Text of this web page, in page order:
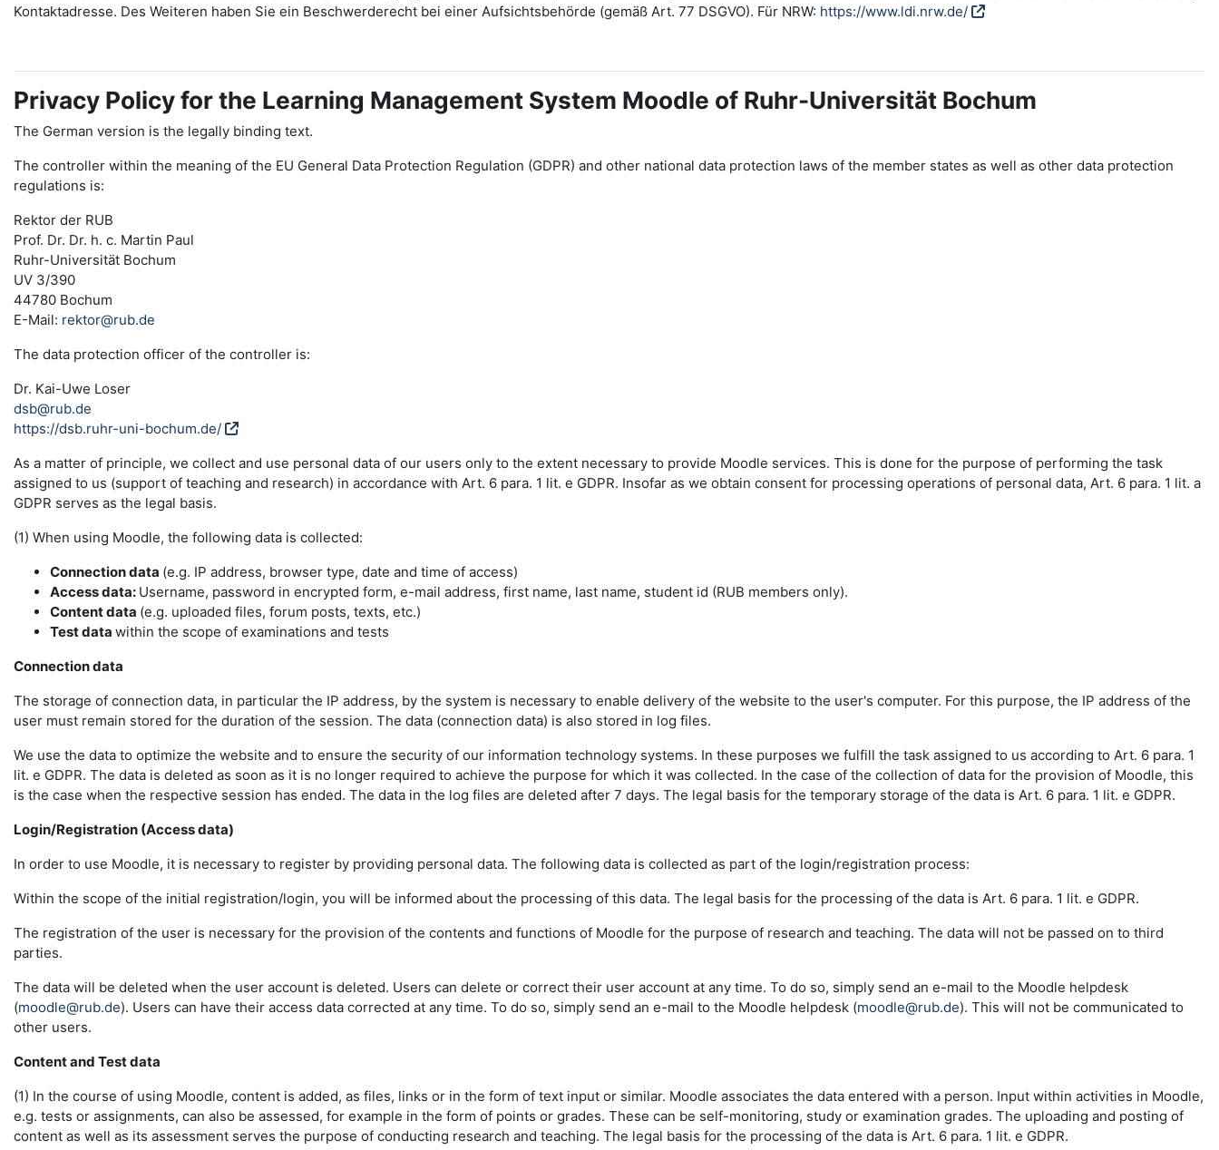
Kontaktadresse. Des Weiteren haben Sie ein Beschwerderecht bei einer Aufsichtsbehörde (gemäß Art. 77 DSGVO). Für NRW: https://www.ldi.nrw.de/
Privacy Policy for the Learning Management System Moodle of Ruhr-Universität Bochum
The German version is the legally binding text.
The controller within the meaning of the EU General Data Protection Regulation (GDPR) and other national data protection laws of the member states as well as other data protection
regulations is:
Rektor der RUB
Prof. Dr. Dr. h. c. Martin Paul
Ruhr-Universität Bochum
UV 3/390
44780 Bochum
E-Mail: rektor@rub.de
The data protection officer of the controller is:
Dr. Kai-Uwe Loser
dsb@rub.de
https://dsb.ruhr-uni-bochum.de/
As a matter of principle, we collect and use personal data of our users only to the extent necessary to provide Moodle services. This is done for the purpose of performing the task
assigned to us (support of teaching and research) in accordance with Art. 6 para. 1 lit. e GDPR. Insofar as we obtain consent for processing operations of personal data, Art. 6 para. 1 lit. a
GDPR serves as the legal basis.
(1) When using Moodle, the following data is collected:
Connection data (e.g. IP address, browser type, date and time of access)
Access data: Username, password in encrypted form, e-mail address, first name, last name, student id (RUB members only).
Content data (e.g. uploaded files, forum posts, texts, etc.)
Test data within the scope of examinations and tests
Connection data
The storage of connection data, in particular the IP address, by the system is necessary to enable delivery of the website to the user's computer. For this purpose, the IP address of the
user must remain stored for the duration of the session. The data (connection data) is also stored in log files.
We use the data to optimize the website and to ensure the security of our information technology systems. In these purposes we fulfill the task assigned to us according to Art. 6 para. 1
lit. e GDPR. The data is deleted as soon as it is no longer required to achieve the purpose for which it was collected. In the case of the collection of data for the provision of Moodle, this
is the case when the respective session has ended. The data in the log files are deleted after 7 days. The legal basis for the temporary storage of the data is Art. 6 para. 1 lit. e GDPR.
Login/Registration (Access data)
In order to use Moodle, it is necessary to register by providing personal data. The following data is collected as part of the login/registration process:
Within the scope of the initial registration/login, you will be informed about the processing of this data. The legal basis for the processing of the data is Art. 6 para. 1 lit. e GDPR.
The registration of the user is necessary for the provision of the contents and functions of Moodle for the purpose of research and teaching. The data will not be passed on to third
parties.
The data will be deleted when the user account is deleted. Users can delete or correct their user account at any time. To do so, simply send an e-mail to the Moodle helpdesk
(moodle@rub.de). Users can have their access data corrected at any time. To do so, simply send an e-mail to the Moodle helpdesk (moodle@rub.de). This will not be communicated to
other users.
Content and Test data
(1) In the course of using Moodle, content is added, as files, links or in the form of text input or similar. Moodle associates the data entered with a person. Input within activities in Moodle,
e.g. tests or assignments, can also be assessed, for example in the form of points or grades. These can be self-monitoring, study or examination grades. The uploading and posting of
content as well as its assessment serves the purpose of conducting research and teaching. The legal basis for the processing of the data is Art. 6 para. 1 lit. e GDPR.